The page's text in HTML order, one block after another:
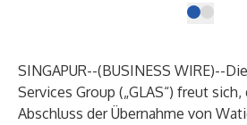
SINGAPUR--(BUSINESS WIRE)--
Services Group („GLAS“) freut
Abschluss der Übernahme von